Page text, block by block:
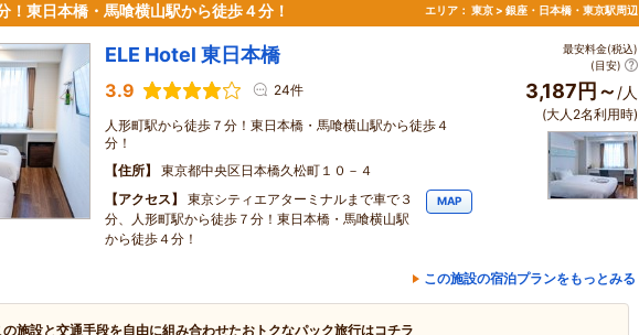
！東日本橋・馬喰横山駅から徒歩４分！ エリア： 東京 > 銀座・日本橋・東京駅周辺
ELE Hotel 東日本橋
3.9 24件
人形町駅から徒歩７分！東日本橋・馬喰横山駅から徒歩４
分！
住所
東京都中央区日本橋久松町１０－４
アクセス
東京シティエアターミナルまで車で３
分、人形町駅から徒歩７分！東日本橋・馬喰横山駅
から徒歩４分！
MAP
最安料金(税込)
(目安)
3,187円～ /人
(大人2名利用時)
この施設の宿泊プランをもっとみる
の施設と交通手段を自由に組み合わせたおトクなパック旅行はコチラ